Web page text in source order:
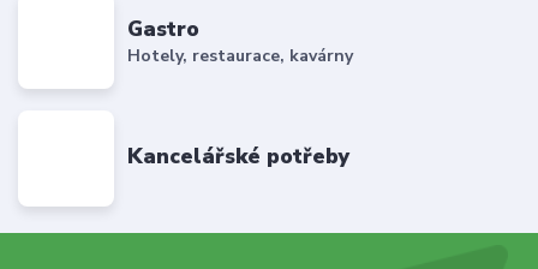
Gastro
Hotely, restaurace, kavárny
Kancelářské potřeby